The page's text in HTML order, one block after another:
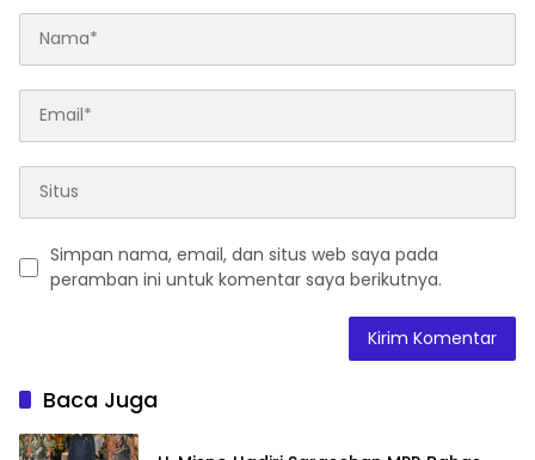
Simpan nama, email, dan situs web saya pada
peramban ini untuk komentar saya berikutnya.
Baca Juga